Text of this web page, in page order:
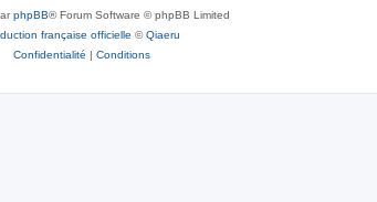
phpBB® Forum Software © phpBB Limited
française officielle ©Qiaeru
Confidentialité | Conditions